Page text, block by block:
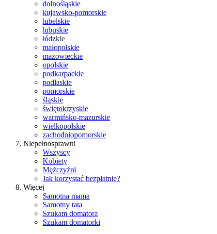
dolnośląskie
kujawsko-pomorskie
lubelskie
lubuskie
łódzkie
małopolskie
mazowieckie
opolskie
podkarpackie
podlaskie
pomorskie
śląskie
świętokrzyskie
warmińsko-mazurskie
wielkopolskie
zachodniopomorskie
Niepełnosprawni
Wszyscy
Kobiety
Mężczyźni
Jak korzystać bezpłatnie?
Więcej
Samotna mama
Samotny tata
Szukam domatora
Szukam domatorki